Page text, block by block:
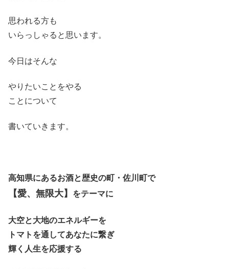
思われる方も
いらっしゃると思います。
今日はそんな
やりたいことをやる
ことについて
書いていきます。
高知県にあるお酒と歴史の町・佐川町で
【愛、無限大】 をテーマに
大空と大地のエネルギーを
トマトを通してあなたに繋ぎ
輝く人生を応援する